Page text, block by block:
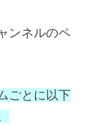
ンネルのペ
ごとに以下